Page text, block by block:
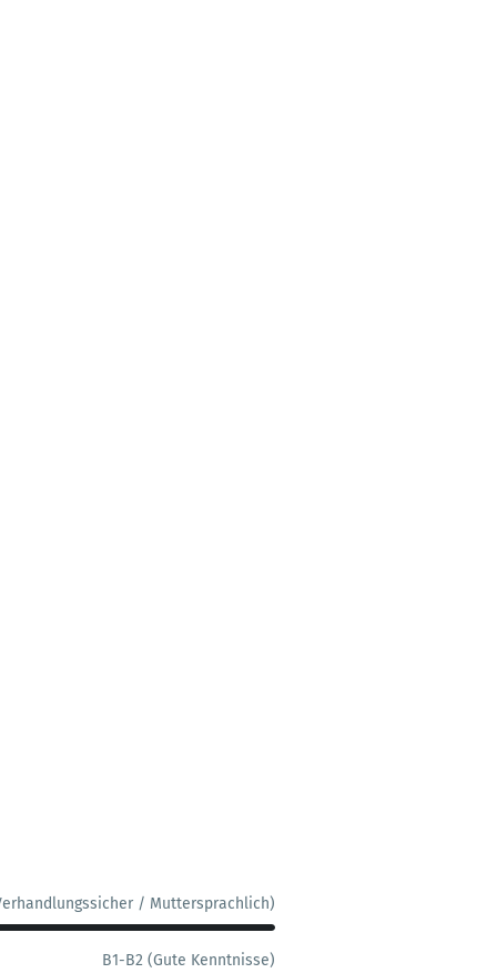
/ Muttersprachlich)
B1-B2 (Gute Kenntnisse)